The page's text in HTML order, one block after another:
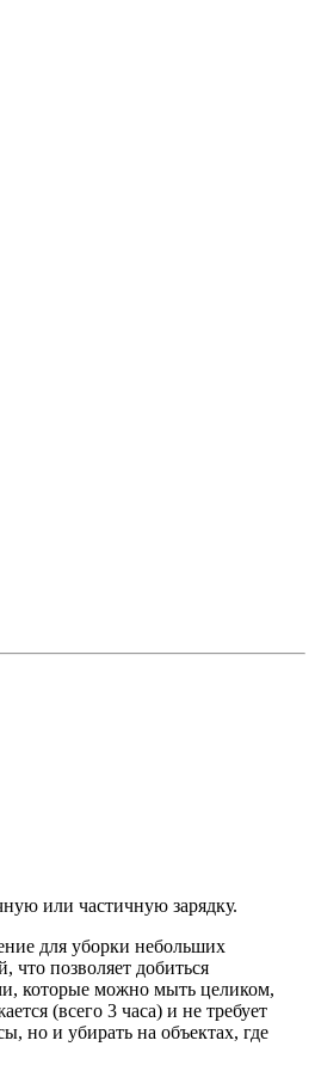
или частичную зарядку.
для уборки небольших
что позволяет добиться
которые можно мыть целиком,
(всего 3 часа) и не требует
но и убирать на объектах, где